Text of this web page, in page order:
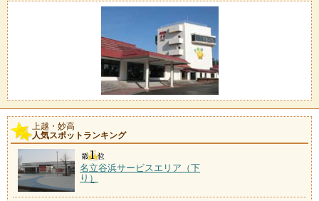
上越・妙高
人気スポットランキング
名立谷浜サービスエリア（下
り）